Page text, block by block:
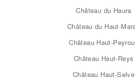
Château du Haura
Château du Haut-
Château Haut-
Château Haut-Reys
Château Haut-Selve